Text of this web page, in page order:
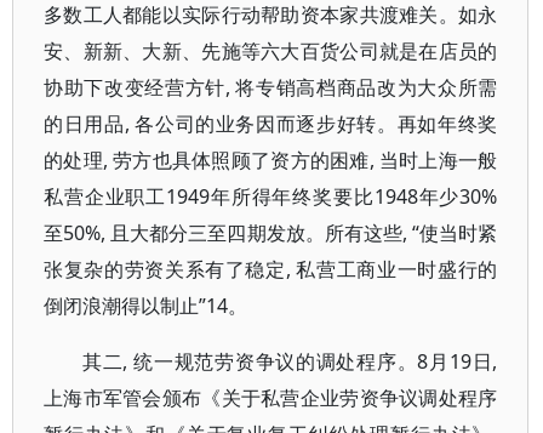
多数工人都能以实际行动帮助资本家共渡难关。如永
安、新新、大新、先施等六大百货公司就是在店员的
协助下改变经营方针, 将专销高档商品改为大众所需
的日用品, 各公司的业务因而逐步好转。再如年终奖
的处理, 劳方也具体照顾了资方的困难, 当时上海一般
私营企业职工1949年所得年终奖要比1948年少30%
至50%, 且大都分三至四期发放。所有这些, “使当时紧
张复杂的劳资关系有了稳定, 私营工商业一时盛行的
倒闭浪潮得以制止”14。
其二, 统一规范劳资争议的调处程序。8月19日,
上海市军管会颁布《关于私营企业劳资争议调处程序